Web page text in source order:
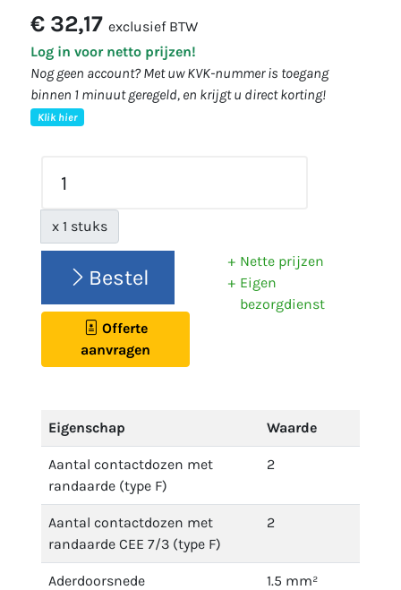
€ 32,17 exclusief BTW
Log in voor netto prijzen!
Nog geen account? Met uw KVK-nummer is toegang
binnen 1 minuut geregeld, en krijgt u direct korting!
Klik hier
x 1 stuks
Bestel
Offerte
aanvragen
Nette prijzen
Eigen
bezorgdienst
Eigenschap Waarde
Aantal contactdozen met
randaarde (type F)
2
Aantal contactdozen met
randaarde CEE 7/3 (type F)
2
Aderdoorsnede 1.5 mm²